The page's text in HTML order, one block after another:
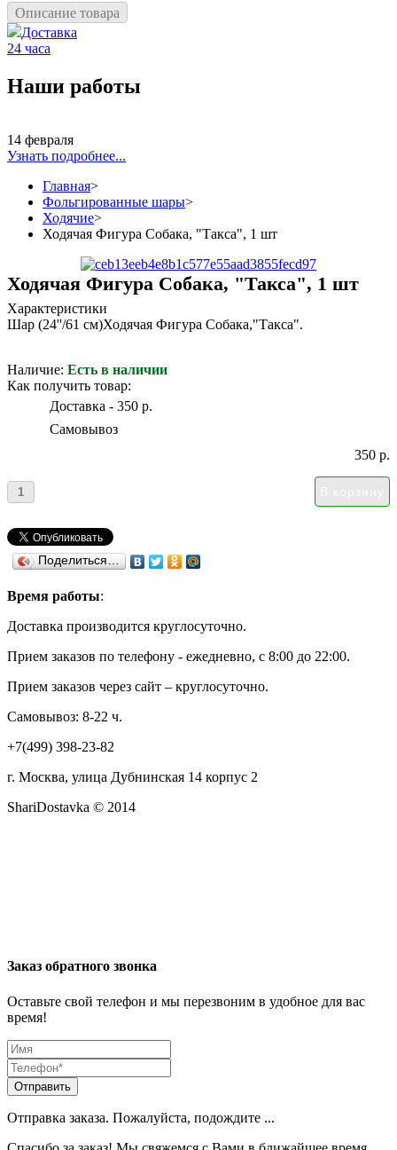
Описание товара
Доставка
24 часа
Наши работы
14 февраля
Узнать подробнее...
Главная>
Фольгированные шары>
Ходячие>
Ходячая Фигура Собака, "Такса", 1 шт
Ходячая Фигура Собака, "Такса", 1 шт
Характеристики
Шар (24''/61 см)Ходячая Фигура Собака,"Такса".
Наличие: Есть в наличии
Как получить товар:
Доставка - 350 р.
Самовывоз
350 р.
Поделиться…
Время работы:
Доставка производится круглосуточно.
Прием заказов по телефону - ежедневно, с 8:00 до 22:00.
Прием заказов через сайт – круглосуточно.
Самовывоз: 8-22 ч.
+7(499) 398-23-82
г. Москва, улица Дубнинская 14 корпус 2
ShariDostavka © 2014
Заказ обратного звонка
Оставьте свой телефон и мы перезвоним в удобное для вас
время!
Отправить
Отправка заказа. Пожалуйста, подождите ...